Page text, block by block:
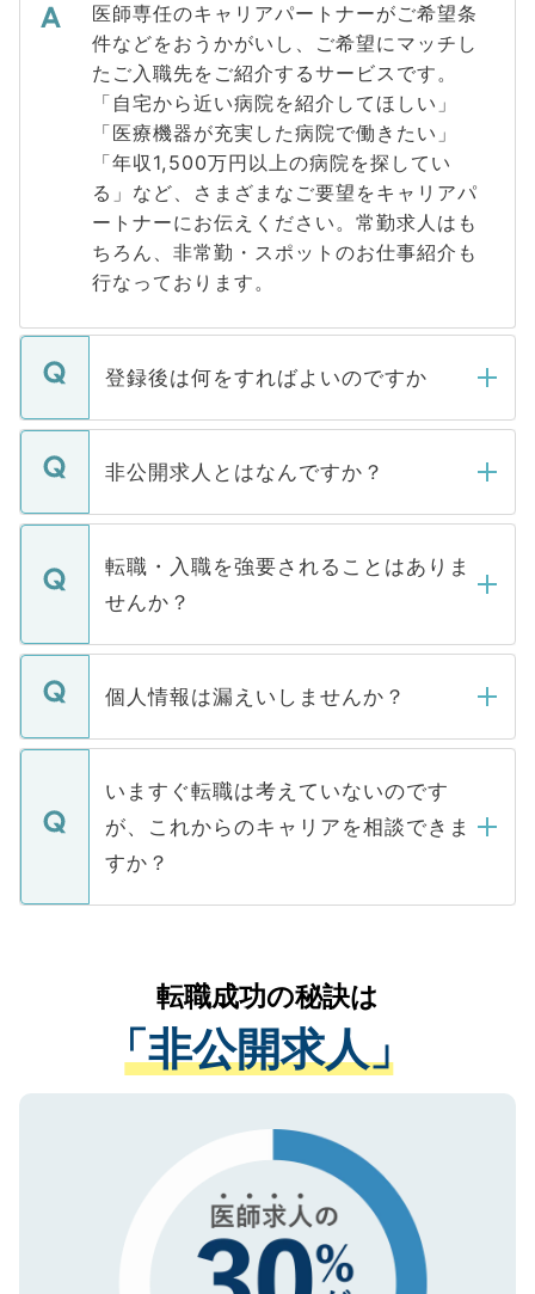
医師専任のキャリアパートナーがご希望条
件などをおうかがいし、ご希望にマッチし
たご入職先をご紹介するサービスです。
「自宅から近い病院を紹介してほしい」
「医療機器が充実した病院で働きたい」
「年収1,500万円以上の病院を探してい
る」など、さまざまなご要望をキャリアパ
ートナーにお伝えください。常勤求人はも
ちろん、非常勤・スポットのお仕事紹介も
行なっております。
登録後は何をすればよいのですか
ご登録いただきましたら、弊社担当者がご
登録内容を確認し、その後メールもしくは
ます。通常、5営業日以内にはご連絡をせて
いただきますので、しばらくお待ちくださ
非公開求人とはなんですか？
マイナビDOCTORで取り扱っている求人の
うち約3割は、Webサイトからご覧いただ
けない「非公開求人」です。非公開求人は
下記の理由によって、一般には公開してい
ません。
■応募殺到を避けるため 人気のある医療機
関を公にしてしまうと、応募が殺到する場
に、医療機関が求める条件に合った人材の
みを人材紹介会社に依頼するケースが増え
ています。
転職・入職を強要されることはありま
せんか？
転職・入職を強要することは一切ありませ
ん。また、仮に応募先から内定をいただい
定を承諾する必要はありません。内定先へ
の辞退の連絡はキャリアパートナーが行い
個人情報は漏えいしませんか？
個人情報が漏えいすることはありませんの
で、ご安心ください。当サイトからの登録
などで収集したご登録者様の個人情報は、
ご本人のキャリアアップおよび転職活動の
支援を目的に使用いたします。お預かりし
ているすべての個人データはご本人の許可
は、個人情報の取り扱いについての厳密な
管理基準を満たした事業者のみに付与され
る、プライバシーマークを取得済みです。
で、機密保持に関してもご安心ください。
いますぐ転職は考えていないのです
が、これからのキャリアを相談できま
すか？
かがいして、現在の医療機関の状況や紹介
経験をまじえながら、適切なアドバイスを
させていただきます。すぐにご転職をされ
ない方には、長期的なサポートが可能です
ので、まずはご登録ください。
転職成功の秘訣は
「非公開求人」